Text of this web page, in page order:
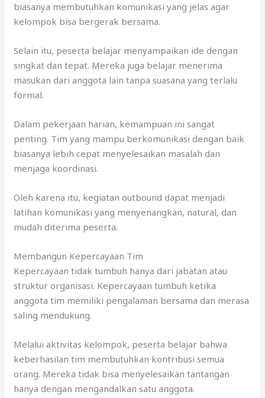
biasanya membutuhkan komunikasi yang jelas agar
kelompok bisa bergerak bersama.
Selain itu, peserta belajar menyampaikan ide dengan
singkat dan tepat. Mereka juga belajar menerima
masukan dari anggota lain tanpa suasana yang terlalu
formal.
Dalam pekerjaan harian, kemampuan ini sangat
penting. Tim yang mampu berkomunikasi dengan baik
biasanya lebih cepat menyelesaikan masalah dan
menjaga koordinasi.
Oleh karena itu, kegiatan outbound dapat menjadi
latihan komunikasi yang menyenangkan, natural, dan
mudah diterima peserta.
Membangun Kepercayaan Tim
Kepercayaan tidak tumbuh hanya dari jabatan atau
struktur organisasi. Kepercayaan tumbuh ketika
anggota tim memiliki pengalaman bersama dan merasa
saling mendukung.
Melalui aktivitas kelompok, peserta belajar bahwa
keberhasilan tim membutuhkan kontribusi semua
orang. Mereka tidak bisa menyelesaikan tantangan
hanya dengan mengandalkan satu anggota.